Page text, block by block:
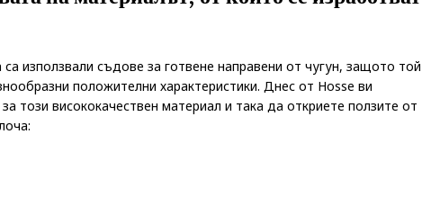
използвали съдове за готвене направени от чугун, защото той
положителни характеристики. Днес от Hosse ви
този висококачествен материал и така да откриете ползите от